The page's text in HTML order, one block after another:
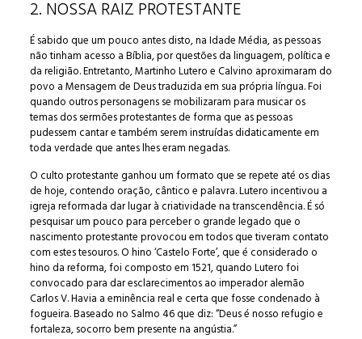
2. NOSSA RAIZ PROTESTANTE
É sabido que um pouco antes disto, na Idade Média, as pessoas
não tinham acesso a Bíblia, por questões da linguagem, política e
da religião. Entretanto, Martinho Lutero e Calvino aproximaram do
povo a Mensagem de Deus traduzida em sua própria língua. Foi
quando outros personagens se mobilizaram para musicar os
temas dos sermões protestantes de forma que as pessoas
pudessem cantar e também serem instruídas didaticamente em
toda verdade que antes lhes eram negadas.
O culto protestante ganhou um formato que se repete até os dias
de hoje, contendo oração, cântico e palavra. Lutero incentivou a
igreja reformada dar lugar à criatividade na transcendência. É só
pesquisar um pouco para perceber o grande legado que o
nascimento protestante provocou em todos que tiveram contato
com estes tesouros. O hino ‘Castelo Forte’, que é considerado o
hino da reforma, foi composto em 1521, quando Lutero foi
convocado para dar esclarecimentos ao imperador alemão
Carlos V. Havia a eminência real e certa que fosse condenado à
fogueira. Baseado no Salmo 46 que diz: “Deus é nosso refugio e
fortaleza, socorro bem presente na angústia.”